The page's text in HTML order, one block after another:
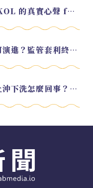
EP.219 從銀行高管轉職幣圈 KOL 的真實心聲 feat.龜大
EP.217 美元穩定幣未來會如何演進？監管套利終將收斂？feat. 研究員 余哲安
EP.213 川普大攪局：袋鼠市上沖下洗怎麼回事？feat. Alvin